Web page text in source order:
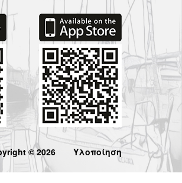
© 2026 Υλοποίηση